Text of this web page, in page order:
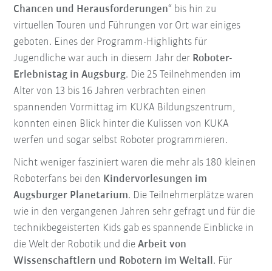
Chancen und Herausforderungen“ bis hin zu
virtuellen Touren und Führungen vor Ort war einiges
geboten. Eines der Programm-Highlights für
Jugendliche war auch in diesem Jahr der Roboter-
Erlebnistag in Augsburg. Die 25 Teilnehmenden im
Alter von 13 bis 16 Jahren verbrachten einen
spannenden Vormittag im KUKA Bildungszentrum,
konnten einen Blick hinter die Kulissen von KUKA
werfen und sogar selbst Roboter programmieren.
Nicht weniger fasziniert waren die mehr als 180 kleinen
Roboterfans bei den Kindervorlesungen im
Augsburger Planetarium. Die Teilnehmerplätze waren
wie in den vergangenen Jahren sehr gefragt und für die
technikbegeisterten Kids gab es spannende Einblicke in
die Welt der Robotik und dieArbeit von
Wissenschaftlern und Robotern im Weltall. Für